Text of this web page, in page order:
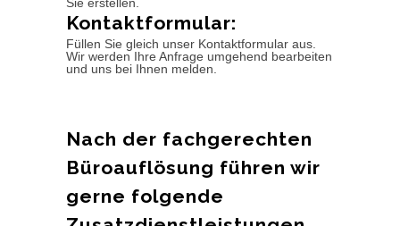
Kontaktformular:
Füllen Sie gleich unser Kontaktformular aus.
Wir werden Ihre Anfrage umgehend bearbeiten
und uns bei Ihnen melden.
Nach der fachgerechten
Büroauflösung führen wir
gerne folgende